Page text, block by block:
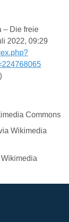
– Die freie
2022, 09:29
Commons
Wikimedia